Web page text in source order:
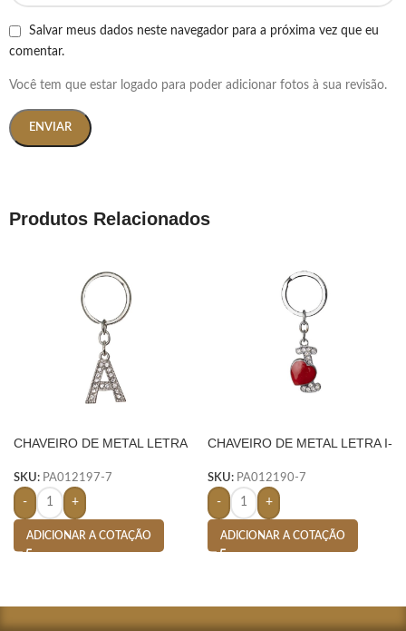
Salvar meus dados neste navegador para a próxima vez que eu
comentar.
Você tem que estar logado para poder adicionar fotos à sua revisão.
Produtos Relacionados
CHAVEIRO DE METAL LETRA
SKU: PA012197-7
- +
ADICIONAR A COTAÇÃO
CHAVEIRO DE METAL LETRA I-
SKU: PA012190-7
- +
ADICIONAR A COTAÇÃO